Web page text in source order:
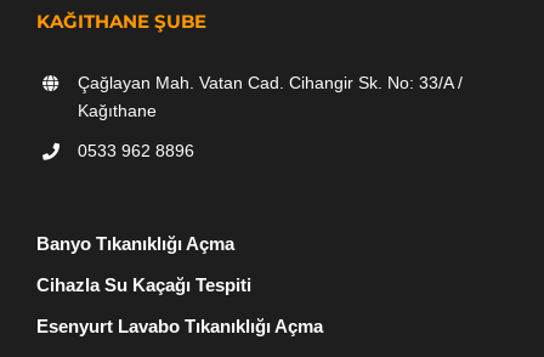
KAĞITHANE ŞUBE
Çağlayan Mah. Vatan Cad. Cihangir Sk. No: 33/A /
Kağıthane
0533 962 8896
Banyo Tıkanıklığı Açma
Cihazla Su Kaçağı Tespiti
Esenyurt Lavabo Tıkanıklığı Açma